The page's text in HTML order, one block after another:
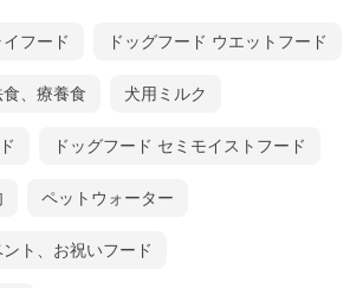
フード ドッグフード ウエットフード
食、療養食 犬用ミルク
ドッグフード セミモイストフード
ペットウォーター
ト、お祝いフード